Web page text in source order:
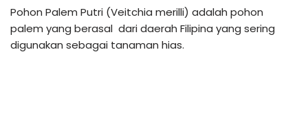
Pohon Palem Putri (Veitchia merilli) adalah pohon
palem yang berasal dari daerah Filipina yang sering
digunakan sebagai tanaman hias.